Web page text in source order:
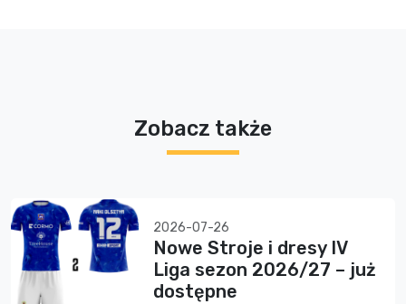
Zobacz także
2026-07-26
Nowe Stroje i dresy IV
Liga sezon 2026/27 – już
dostępne